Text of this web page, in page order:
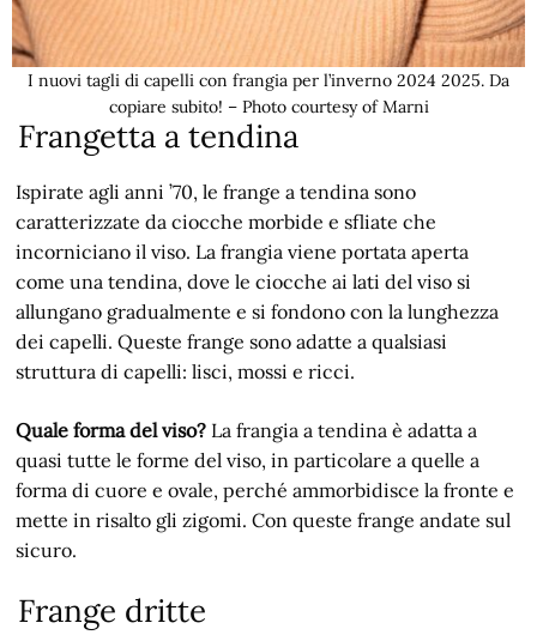
I nuovi tagli di capelli con frangia per l’inverno 2024 2025. Da
copiare subito! – Photo courtesy of Marni
Frangetta a tendina
Ispirate agli anni ’70, le frange a tendina sono
caratterizzate da ciocche morbide e sfliate che
incorniciano il viso. La frangia viene portata aperta
come una tendina, dove le ciocche ai lati del viso si
allungano gradualmente e si fondono con la lunghezza
dei capelli. Queste frange sono adatte a qualsiasi
struttura di capelli: lisci, mossi e ricci.
Quale forma del viso? La frangia a tendina è adatta a
quasi tutte le forme del viso, in particolare a quelle a
forma di cuore e ovale, perché ammorbidisce la fronte e
mette in risalto gli zigomi. Con queste frange andate sul
sicuro.
Frange dritte